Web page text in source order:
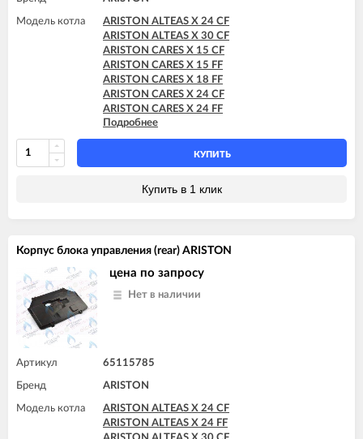
Модель котла
ARISTON ALTEAS X 24 CF
ARISTON ALTEAS X 30 CF
ARISTON CARES X 15 CF
ARISTON CARES X 15 FF
ARISTON CARES X 18 FF
ARISTON CARES X 24 CF
ARISTON CARES X 24 FF
ARISTON CARES X SYSTEM 24 CF
ARISTON CARES X SYSTEM 24 FF
ARISTON CLAS X SYSTEM 24 CF
ARISTON CLAS X SYSTEM 28 CF
ARISTON GENUS X 30 CF
ARISTON HS X 24 CF
ARISTON HS X 24 FF
Подробнее
КУПИТЬ
Купить в 1 клик
Корпус блока управления (rear) ARISTON
цена по запросу
Нет в наличии
Артикул 65115785
Бренд ARISTON
Модель котла
ARISTON ALTEAS X 24 CF
ARISTON ALTEAS X 24 FF